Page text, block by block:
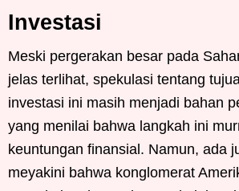
Investasi
Meski pergerakan besar pada
jelas terlihat, spekulasi tentang
investasi ini masih menjadi bahan
yang menilai bahwa langkah ini
keuntungan finansial. Namun, ada
meyakini bahwa konglomerat